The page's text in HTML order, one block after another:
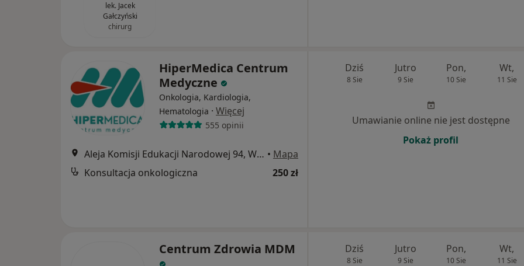
lek. Jacek
Gałczyński
chirurg
HiperMedica Centrum
Medyczne
Onkologia, Kardiologia,
Hematologia · Więcej
555 opinii
Aleja Komisji Edukacji Narodowej 94, Warszawa • Mapa
Konsultacja onkologiczna
250 zł
Dziś
8 Sie
Jutro
9 Sie
Pon,
10 Sie
Wt,
11 Sie
Umawianie online nie jest dostępne
Pokaż profil
Centrum Zdrowia MDM Dziś
8 Sie
Jutro
9 Sie
Pon,
10 Sie
Wt,
11 Sie